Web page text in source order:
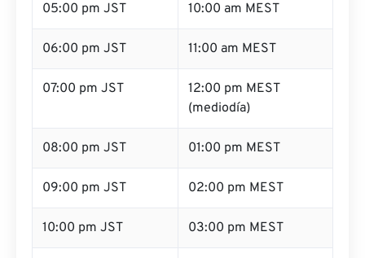
05:00 pm JST 10:00 am MEST
06:00 pm JST 11:00 am MEST
07:00 pm JST
12:00 pm MEST
(mediodía)
08:00 pm JST 01:00 pm MEST
09:00 pm JST 02:00 pm MEST
10:00 pm JST 03:00 pm MEST